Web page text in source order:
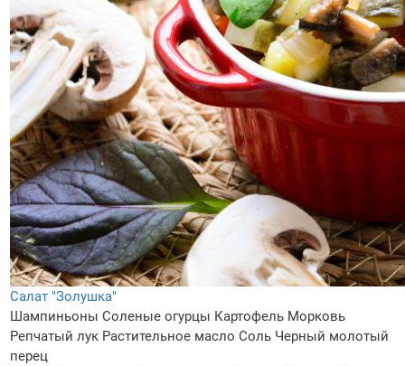
Салат "Золушка"
Шампиньоны Соленые огурцы Картофель Морковь
Репчатый лук Растительное масло Соль Черный молотый
перец